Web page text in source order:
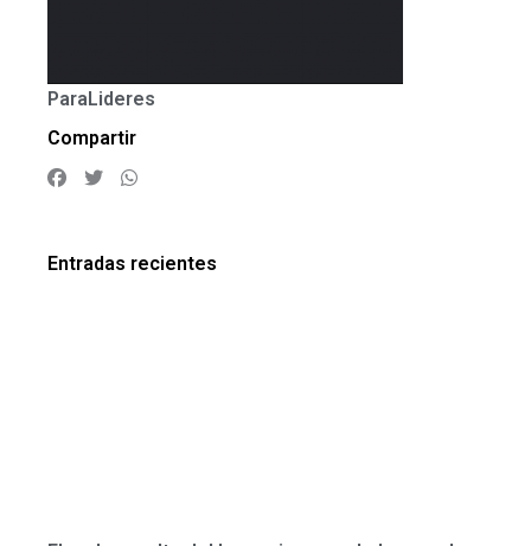
ParaLideres
Compartir
Entradas recientes